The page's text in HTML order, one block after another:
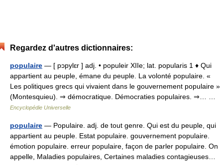
Regardez d'autres dictionnaires:
populaire — [ pɔpylɛr ] adj. • populeir XIIe; lat. popularis 1 ♦ Qui
appartient au peuple, émane du peuple. La volonté populaire. «
Les politiques grecs qui vivaient dans le gouvernement populaire »
(Montesquieu). ⇒ démocratique. Démocraties populaires. ⇒… …
Encyclopédie Universelle
populaire — Populaire. adj. de tout genre. Qui est du peuple, qui
appartient au peuple. Estat populaire. gouvernement populaire.
émotion populaire. erreur populaire, façon de parler populaire. On
appelle, Maladies populaires, Certaines maladies contagieuses…